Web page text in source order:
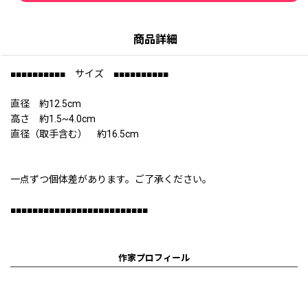
商品詳細
■■■■■■■■■■ サイズ ■■■■■■■■■■
直径 約12.5cm
高さ 約1.5~4.0cm
直径（取手含む） 約16.5cm
一点ずつ個体差があります。ご了承ください。
■■■■■■■■■■■■■■■■■■■■■■■■■
作家プロフィール